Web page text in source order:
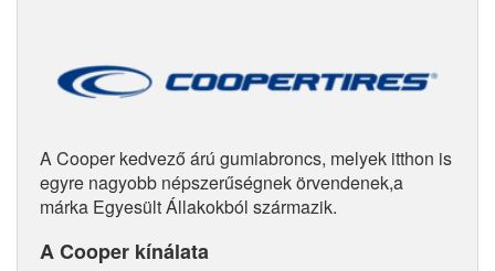
A Cooper kedvező árú gumiabroncs, melyek itthon is
egyre nagyobb népszerűségnek örvendenek,a
márka Egyesült Állakokból származik.
A Cooper kínálata